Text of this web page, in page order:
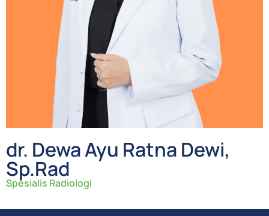
dr. Dewa Ayu Ratna Dewi,
Sp.Rad
Spesialis Radiologi